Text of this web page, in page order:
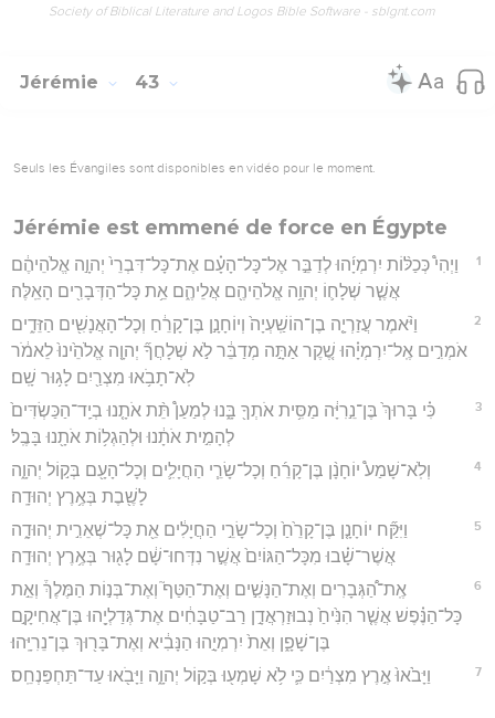
Society of Biblical Literature and Logos Bible Software - sblgnt.com
Jérémie 43
Seuls les Évangiles sont disponibles en vidéo pour le moment.
Jérémie est emmené de force en Égypte
1
וַיְהִי֩ כְּכַלּ֨וֹת יִרְמְיָ֜הוּ לְדַבֵּ֣ר אֶל־כָּל־הָעָ֗ם אֶת־כָּל־דִּבְרֵי֙ יְהוָ֣ה אֱלֹהֵיהֶ֔ם
אֲשֶׁ֧ר שְׁלָח֛וֹ יְהוָ֥ה אֱלֹהֵיהֶ֖ם אֲלֵיהֶ֑ם אֵ֥ת כָּל־הַדְּבָרִ֖ים הָאֵֽלֶּה׃
2
וַיֹּ֨אמֶר עֲזַרְיָ֤ה בֶן־הוֹשַֽׁעְיָה֙ וְיוֹחָנָ֣ן בֶּן־קָרֵ֔חַ וְכָל־הָאֲנָשִׁ֖ים הַזֵּדִ֑ים
אֹמְרִ֣ים אֶֽל־יִרְמְיָ֗הוּ שֶׁ֚קֶר אַתָּ֣ה מְדַבֵּ֔ר לֹ֣א שְׁלָחֲךָ֞ יְהוָ֤ה אֱלֹהֵ֙ינוּ֙ לֵאמֹ֔ר
לֹֽא־תָבֹ֥אוּ מִצְרַ֖יִם לָג֥וּר שָֽׁם׃
3
כִּ֗י בָּרוּךְ֙ בֶּן־נֵ֣רִיָּ֔ה מַסִּ֥ית אֹתְךָ֖ בָּ֑נוּ לְמַעַן֩ תֵּ֨ת אֹתָ֤נוּ בְיַֽד־הַכַּשְׂדִּים֙
לְהָמִ֣ית אֹתָ֔נוּ וּלְהַגְל֥וֹת אֹתָ֖נוּ בָּבֶֽל׃
4
וְלֹֽא־שָׁמַע֩ יוֹחָנָ֨ן בֶּן־קָרֵ֜חַ וְכָל־שָׂרֵ֧י הַחֲיָלִ֛ים וְכָל־הָעָ֖ם בְּק֣וֹל יְהוָ֑ה
לָשֶׁ֖בֶת בְּאֶ֥רֶץ יְהוּדָֽה׃
5
וַיִּקַּ֞ח יוֹחָנָ֤ן בֶּן־קָרֵ֙חַ֙ וְכָל־שָׂרֵ֣י הַחֲיָלִ֔ים אֵ֖ת כָּל־שְׁאֵרִ֣ית יְהוּדָ֑ה
אֲשֶׁר־שָׁ֗בוּ מִכָּל־הַגּוֹיִם֙ אֲשֶׁ֣ר נִדְּחוּ־שָׁ֔ם לָג֖וּר בְּאֶ֥רֶץ יְהוּדָֽה׃
6
אֶֽת־הַ֠גְּבָרִים וְאֶת־הַנָּשִׁ֣ים וְאֶת־הַטַּף֮ וְאֶת־בְּנ֣וֹת הַמֶּלֶךְ֒ וְאֵ֣ת
כָּל־הַנֶּ֗פֶשׁ אֲשֶׁ֤ר הִנִּ֙יחַ֙ נְבוּזַרְאֲדָ֣ן רַב־טַבָּחִ֔ים אֶת־גְּדַלְיָ֖הוּ בֶּן־אֲחִיקָ֣ם
בֶּן־שָׁפָ֑ן וְאֵת֙ יִרְמְיָ֣הוּ הַנָּבִ֔יא וְאֶת־בָּר֖וּךְ בֶּן־נֵרִיָּֽהוּ׃
7 וַיָּבֹ֙אוּ֙ אֶ֣רֶץ מִצְרַ֔יִם כִּ֛י לֹ֥א שָׁמְע֖וּ בְּק֣וֹל יְהוָ֑ה וַיָּבֹ֖אוּ עַד־תַּחְפַּנְחֵֽס׃